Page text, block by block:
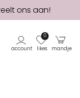
ons aan!
account likes
0
mandje